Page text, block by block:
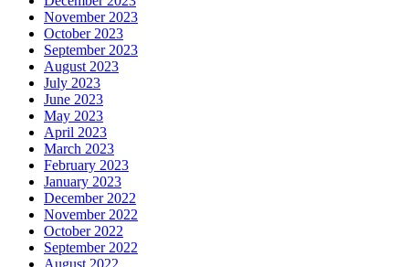
November 2023
October 2023
September 2023
August 2023
July 2023
June 2023
May 2023
April 2023
March 2023
February 2023
January 2023
December 2022
November 2022
October 2022
September 2022